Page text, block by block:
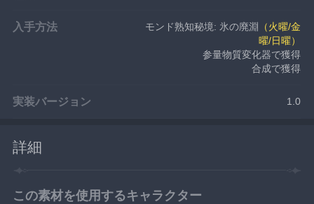
入手方法 モンド熟知秘境: 氷の廃淵
（火曜/金
曜/日曜）
参量物質変化器で獲得
合成で獲得
実装バージョン 1.0
詳細
この素材を使用するキャラクター